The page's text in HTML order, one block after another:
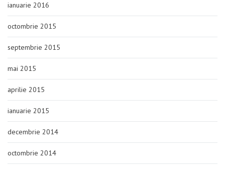
ianuarie 2016
octombrie 2015
septembrie 2015
mai 2015
aprilie 2015
ianuarie 2015
decembrie 2014
octombrie 2014